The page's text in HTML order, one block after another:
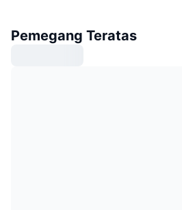
Pemegang Teratas